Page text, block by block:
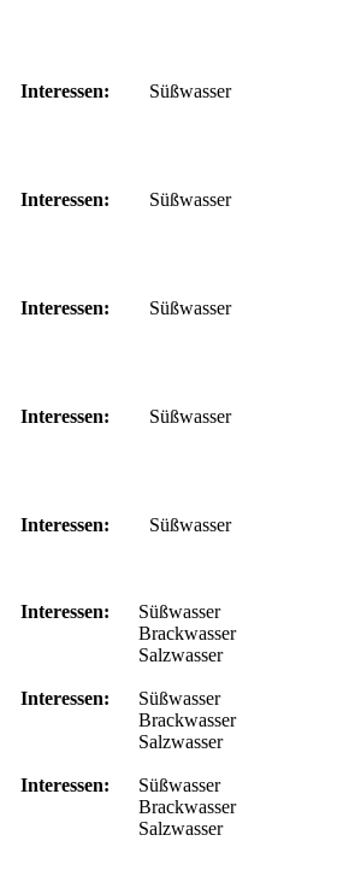
Interessen: Süßwasser
Interessen: Süßwasser
Interessen: Süßwasser
Interessen: Süßwasser
Interessen: Süßwasser
Interessen:
Süßwasser
Brackwasser
Salzwasser
Interessen:
Süßwasser
Brackwasser
Salzwasser
Interessen:
Süßwasser
Brackwasser
Salzwasser